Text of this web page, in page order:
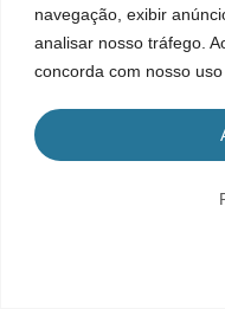
navegação, exibir
analisar nosso tráfego.
concorda com nosso uso